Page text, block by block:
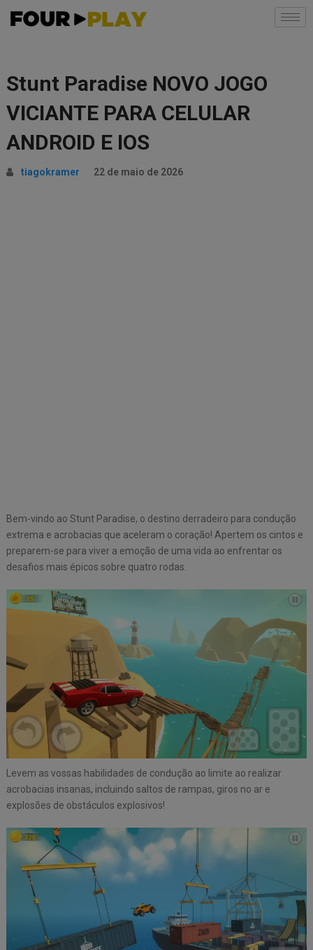
Stunt Paradise NOVO JOGO
VICIANTE PARA CELULAR
ANDROID E IOS
tiagokramer 22 de maio de 2026
Bem-vindo ao Stunt Paradise, o destino derradeiro para condução
extrema e acrobacias que aceleram o coração! Apertem os cintos e
preparem-se para viver a emoção de uma vida ao enfrentar os
desafios mais épicos sobre quatro rodas.
Levem as vossas habilidades de condução ao limite ao realizar
acrobacias insanas, incluindo saltos de rampas, giros no ar e
explosões de obstáculos explosivos!